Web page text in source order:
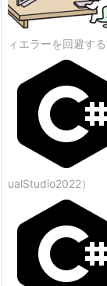
ィエラーを回避す
ualStudio2022）